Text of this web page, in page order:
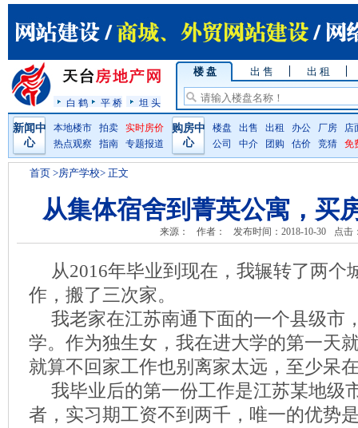
白 鹤 平 桥 坦 头
楼 盘 出 售 出 租
新闻中
心
本地楼市 拍卖
实时房价
热点观察
指南 专题报道
购房中
心
楼盘 出售 出租 办公 厂房
店
公司
中介 团购 估价 竞猜 免
首页 >房产学校> 正文
从集体宿舍到菁英公寓，买
来源： 作者： 发布时间：2018-10-30 点击
从2016年毕业到现在，我辗转了两个
作，搬了三次家。
我老家在江苏南通下面的一个县级市
学。作为独生女，我在进大学的第一天
就算不回家工作也别离家太远，至少呆
我毕业后的第一份工作是江苏某地级
者，实习期工资不到两千，唯一的优势